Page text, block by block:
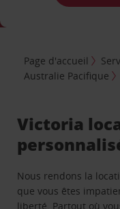
Page d'accueil
Australie Pacifique
Victoria
Nous rendons la
que vous êtes
liberté. Partout où